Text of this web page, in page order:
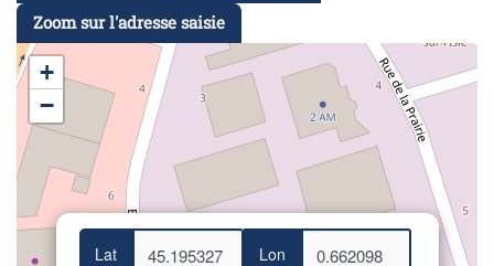
Zoom sur l'adresse saisie
Lat Lon
+
−